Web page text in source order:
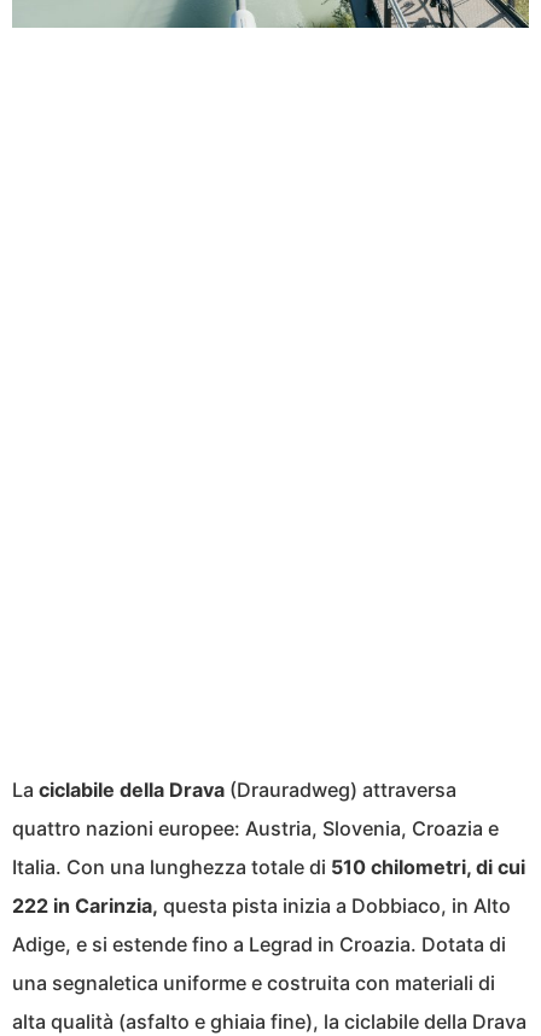
La ciclabile della Drava (Drauradweg) attraversa
quattro nazioni europee: Austria, Slovenia, Croazia e
Italia. Con una lunghezza totale di 510 chilometri, di cui
222 in Carinzia, questa pista inizia a Dobbiaco, in Alto
Adige, e si estende fino a Legrad in Croazia. Dotata di
una segnaletica uniforme e costruita con materiali di
alta qualità (asfalto e ghiaia fine), la ciclabile della Drava